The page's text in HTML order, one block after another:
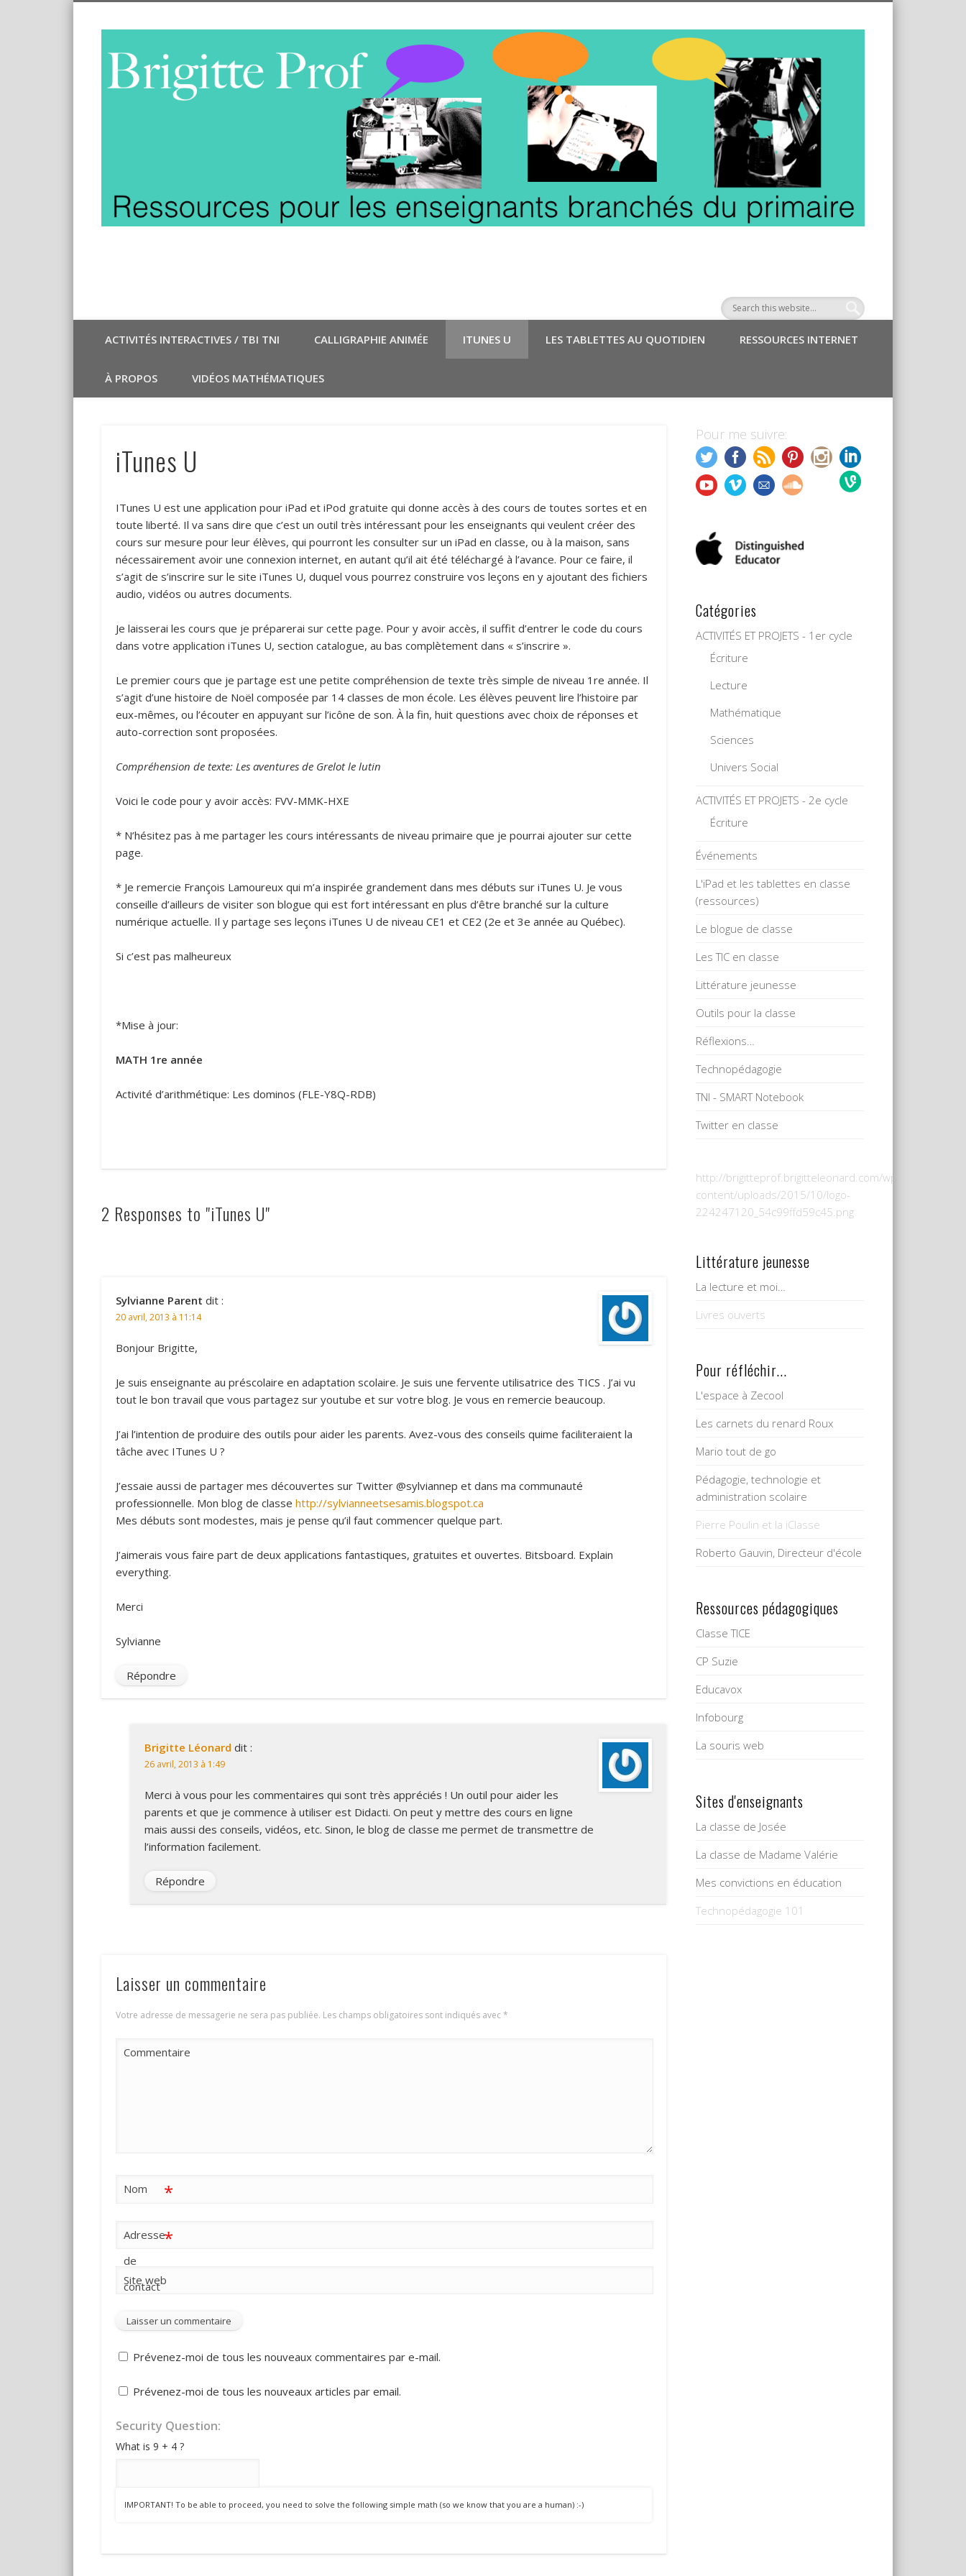
ACTIVITÉS INTERACTIVES / TBI TNI CALLIGRAPHIE ANIMÉE ITUNES U LES TABLETTES AU QUOTIDIEN RESSOURCES INTERNET
À PROPOS VIDÉOS MATHÉMATIQUES
iTunes U
ITunes U est une application pour iPad et iPod gratuite qui donne accès à des cours de toutes sortes et en
toute liberté. Il va sans dire que c’est un outil très intéressant pour les enseignants qui veulent créer des
cours sur mesure pour leur élèves, qui pourront les consulter sur un iPad en classe, ou à la maison, sans
nécessairement avoir une connexion internet, en autant qu’il ait été téléchargé à l’avance. Pour ce faire, il
s’agit de s’inscrire sur le site iTunes U, duquel vous pourrez construire vos leçons en y ajoutant des fichiers
audio, vidéos ou autres documents.
Je laisserai les cours que je préparerai sur cette page. Pour y avoir accès, il suffit d’entrer le code du cours
dans votre application iTunes U, section catalogue, au bas complètement dans « s’inscrire ».
Le premier cours que je partage est une petite compréhension de texte très simple de niveau 1re année. Il
s’agit d’une histoire de Noël composée par 14 classes de mon école. Les élèves peuvent lire l’histoire par
eux-mêmes, ou l’écouter en appuyant sur l’icône de son. À la fin, huit questions avec choix de réponses et
auto-correction sont proposées.
Compréhension de texte: Les aventures de Grelot le lutin
Voici le code pour y avoir accès: FVV-MMK-HXE
* N’hésitez pas à me partager les cours intéressants de niveau primaire que je pourrai ajouter sur cette
page.
* Je remercie François Lamoureux qui m’a inspirée grandement dans mes débuts sur iTunes U. Je vous
conseille d’ailleurs de visiter son blogue qui est fort intéressant en plus d’être branché sur la culture
numérique actuelle. Il y partage ses leçons iTunes U de niveau CE1 et CE2 (2e et 3e année au Québec).
Si c’est pas malheureux
*Mise à jour:
MATH 1re année
Activité d’arithmétique: Les dominos (FLE-Y8Q-RDB)
2 Responses to "iTunes U"
Sylvianne Parent dit :
20 avril, 2013 à 11:14
Bonjour Brigitte,
Je suis enseignante au préscolaire en adaptation scolaire. Je suis une fervente utilisatrice des TICS . J’ai vu
tout le bon travail que vous partagez sur youtube et sur votre blog. Je vous en remercie beaucoup.
J’ai l’intention de produire des outils pour aider les parents. Avez-vous des conseils quime faciliteraient la
tâche avec ITunes U ?
J’essaie aussi de partager mes découvertes sur Twitter @sylviannep et dans ma communauté
professionnelle. Mon blog de classe http://sylvianneetsesamis.blogspot.ca
Mes débuts sont modestes, mais je pense qu’il faut commencer quelque part.
J’aimerais vous faire part de deux applications fantastiques, gratuites et ouvertes. Bitsboard. Explain
everything.
Merci
Sylvianne
Répondre
Brigitte Léonard dit :
26 avril, 2013 à 1:49
Merci à vous pour les commentaires qui sont très appréciés ! Un outil pour aider les
parents et que je commence à utiliser est Didacti. On peut y mettre des cours en ligne
mais aussi des conseils, vidéos, etc. Sinon, le blog de classe me permet de transmettre de
l’information facilement.
Répondre
Laisser un commentaire
Votre adresse de messagerie ne sera pas publiée. Les champs obligatoires sont indiqués avec*
Commentaire
Nom *
Adresse
de
contact
*
Site web
Prévenez-moi de tous les nouveaux commentaires par e-mail.
Prévenez-moi de tous les nouveaux articles par email.
Security Question:
What is 9 + 4 ?
IMPORTANT! To be able to proceed, you need to solve the following simple math (so we know that you are a human) :-)
Pour me suivre:
Catégories
ACTIVITÉS ET PROJETS - 1er cycle
Écriture
Lecture
Mathématique
Sciences
Univers Social
ACTIVITÉS ET PROJETS - 2e cycle
Écriture
Événements
L'iPad et les tablettes en classe
(ressources)
Le blogue de classe
Les TIC en classe
Littérature jeunesse
Outils pour la classe
Réflexions…
Technopédagogie
TNI - SMART Notebook
Twitter en classe
http://brigitteprof.brigitteleonard.com/wp-
content/uploads/2015/10/logo-
224247120_54c99ffd59c45.png
Littérature jeunesse
La lecture et moi…
Livres ouverts
Pour réfléchir...
L'espace à Zecool
Les carnets du renard Roux
Mario tout de go
Pédagogie, technologie et
administration scolaire
Pierre Poulin et la iClasse
Roberto Gauvin, Directeur d'école
Ressources pédagogiques
Classe TICE
CP Suzie
Educavox
Infobourg
La souris web
Sites d'enseignants
La classe de Josée
La classe de Madame Valérie
Mes convictions en éducation
Technopédagogie 101